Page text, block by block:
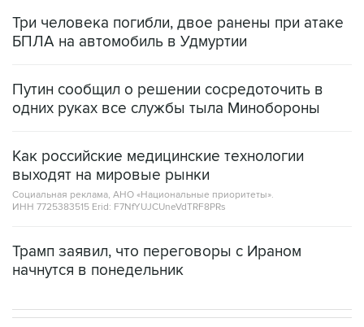
Путин сообщил о решении сосредоточить в
Как российские медицинские технологии
Социальная реклама, АНО «Национальные приоритеты».
ИНН 7725383515 Erid: F7NfYUJCUneVdTRF8PRs